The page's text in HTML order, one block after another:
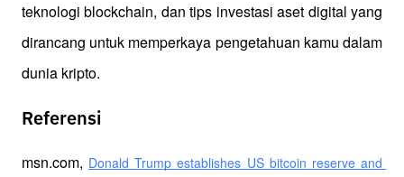
teknologi blockchain, dan tips investasi aset digital yang
dirancang untuk memperkaya pengetahuan kamu dalam
dunia kripto.
Referensi
msn.com, Donald Trump establishes US bitcoin reserve and